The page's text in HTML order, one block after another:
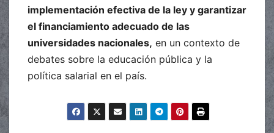
implementación efectiva de la ley y garantizar
el financiamiento adecuado de las
universidades nacionales, en un contexto de
debates sobre la educación pública y la
política salarial en el país.